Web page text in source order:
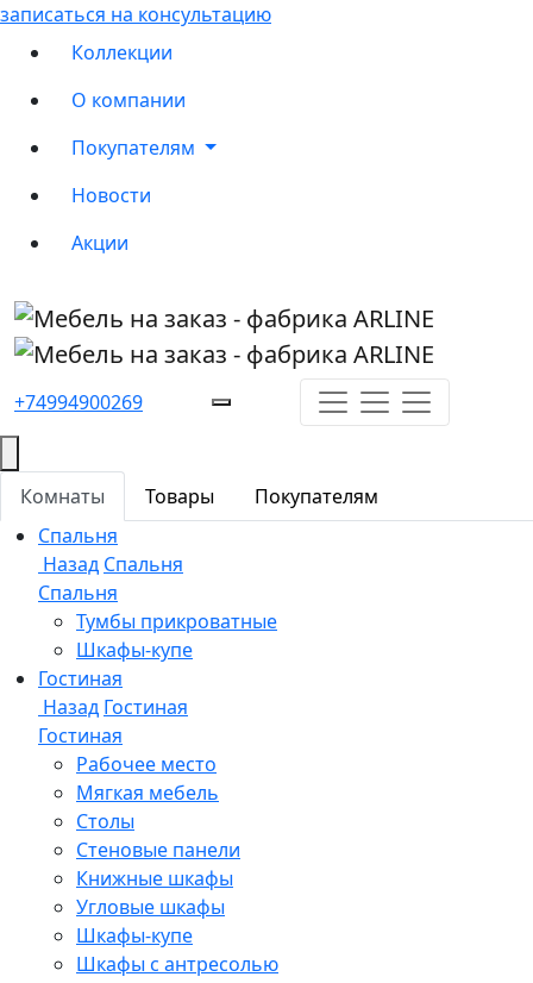
записаться на консультацию
Коллекции
О компании
Покупателям
Новости
Акции
+74994900269